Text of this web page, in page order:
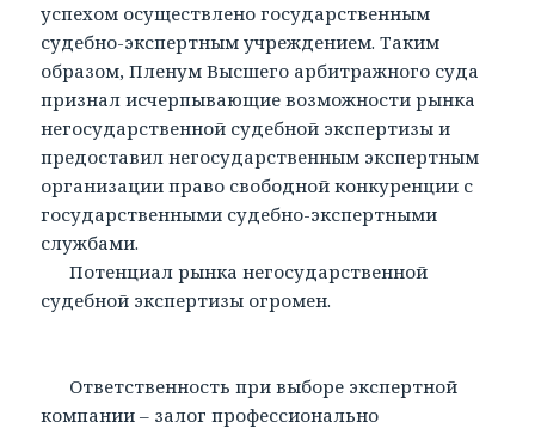
успехом осуществлено государственным
судебно-экспертным учреждением. Таким
образом, Пленум Высшего арбитражного суда
признал исчерпывающие возможности рынка
негосударственной судебной экспертизы и
предоставил негосударственным экспертным
организации право свободной конкуренции с
государственными судебно-экспертными
службами.
Потенциал рынка негосударственной
судебной экспертизы огромен.
Ответственность при выборе экспертной
компании – залог профессионально